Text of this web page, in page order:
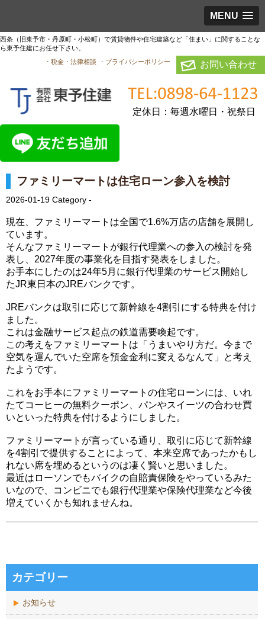
MENU
西条（旧東予市・丹原町・小松町）で賃貸物件や住宅建築など「住まい」に関することな
ら東予住建にお任せ下さい。
・税金・法律相談
・プライバシーポリシー お問い合わせ
定休日：毎週水曜日・祝祭日
ファミリーマートは住宅ローン参入を検討
2026-01-19 Category -
現在、ファミリーマートは全国で1.6%万店の店舗を展開し
ています。
そんなファミリーマートが銀行代理業への参入の検討を発
表し、2027年度の事業化を目指す発表をしました。
お手本にしたのは24年5月に銀行代理業のサービス開始し
たJR東日本のJREバンクです。
JREバンクは取引に応じて新幹線を4割引にする特典を付け
ました。
これは金融サービス起点の鉄道需要喚起です。
この考えをファミリーマートは「うまいやり方だ。今まで
空気を運んでいた空席を預金金利に変えるなんて」と考え
たようです。
これをお手本にファミリーマートの住宅ローンには、いれ
たてコーヒーの無料クーポン、パンやスイーツの合わせ買
いといった特典を付けるようにしました。
ファミリーマートが言っている通り、取引に応じて新幹線
を4割引で提供することによって、本来空席であったかもし
れない席を埋めるというのは凄く賢いと思いました。
最近はローソンでもバイクの自賠責保険をやっているみた
いなので、コンビニでも銀行代理業や保険代理業など今後
増えていくかも知れませんね。
カテゴリー
お知らせ